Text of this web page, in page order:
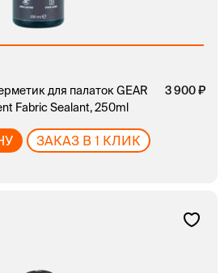
для палаток GEAR
Fabric Sealant, 250ml
3 900
ЗАКАЗ В 1 КЛИК